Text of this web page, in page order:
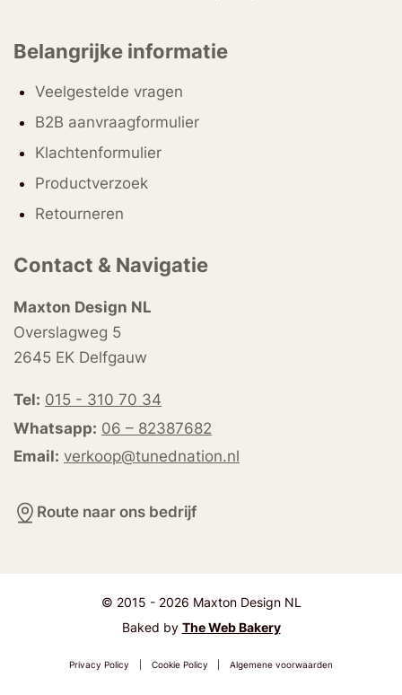
Belangrijke informatie
Veelgestelde vragen
B2B aanvraagformulier
Klachtenformulier
Productverzoek
Retourneren
Contact & Navigatie
Maxton Design NL
Overslagweg 5
2645 EK Delfgauw
Tel: 015 - 310 70 34
Whatsapp: 06 – 82387682
Email: verkoop@tunednation.nl
Route naar ons bedrijf
© 2015 - 2026 Maxton Design NL
Baked by The Web Bakery
Privacy Policy Cookie Policy Algemene voorwaarden